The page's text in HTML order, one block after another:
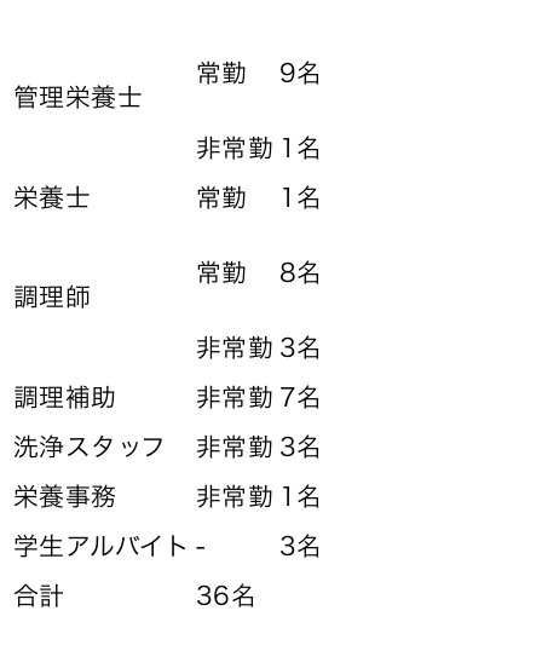
管理栄養士
常勤 9名
非常勤 1名
栄養士 常勤 1名
調理師
常勤 8名
非常勤 3名
調理補助 非常勤 7名
洗浄スタッフ 非常勤 3名
栄養事務 非常勤 1名
学生アルバイト - 3名
合計 36名